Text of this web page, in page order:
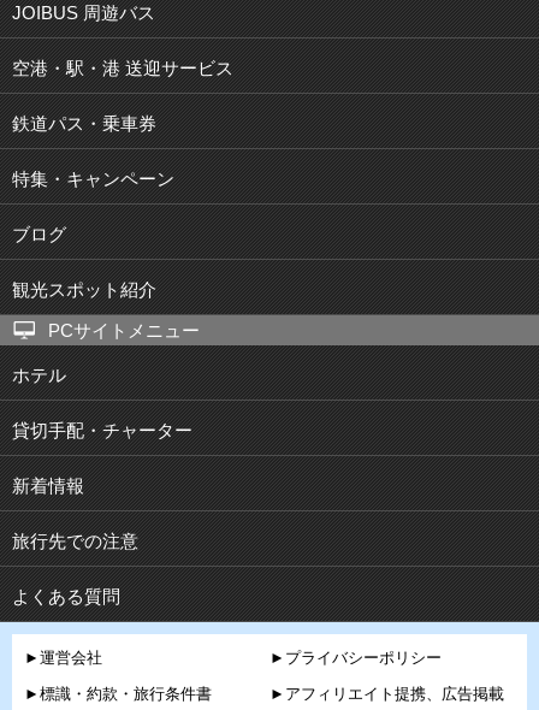
JOIBUS 周遊バス
空港・駅・港 送迎サービス
鉄道パス・乗車券
特集・キャンペーン
ブログ
観光スポット紹介
PCサイトメニュー
ホテル
貸切手配・チャーター
新着情報
旅行先での注意
よくある質問
►運営会社
►標識・約款・旅行条件書
►プライバシーポリシー
►アフィリエイト提携、広告掲載